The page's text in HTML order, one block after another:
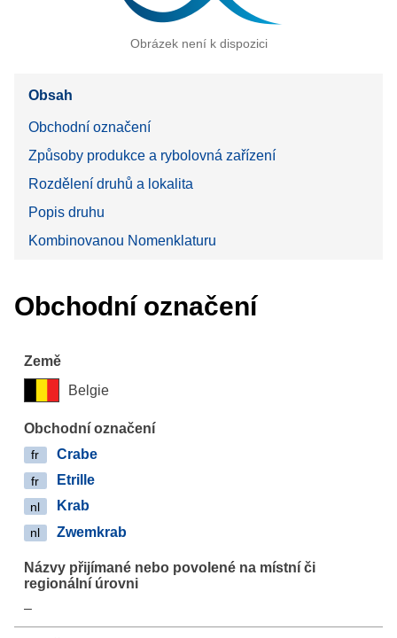
Obrázek není k dispozici
Obsah
Obchodní označení
Způsoby produkce a rybolovná zařízení
Rozdělení druhů a lokalita
Popis druhu
Kombinovanou Nomenklaturu
Obchodní označení
Belgie
fr Crabe
fr Etrille
nl Krab
nl Zwemkrab
–